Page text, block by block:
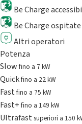
Be Charge
Be Charge
Altri operatori
Potenza
Slowfino a 7 kW
Quickfino a 22 kW
Fastfino a 75 kW
Fast+fino a 149 kW
Ultrafast superiori a 150